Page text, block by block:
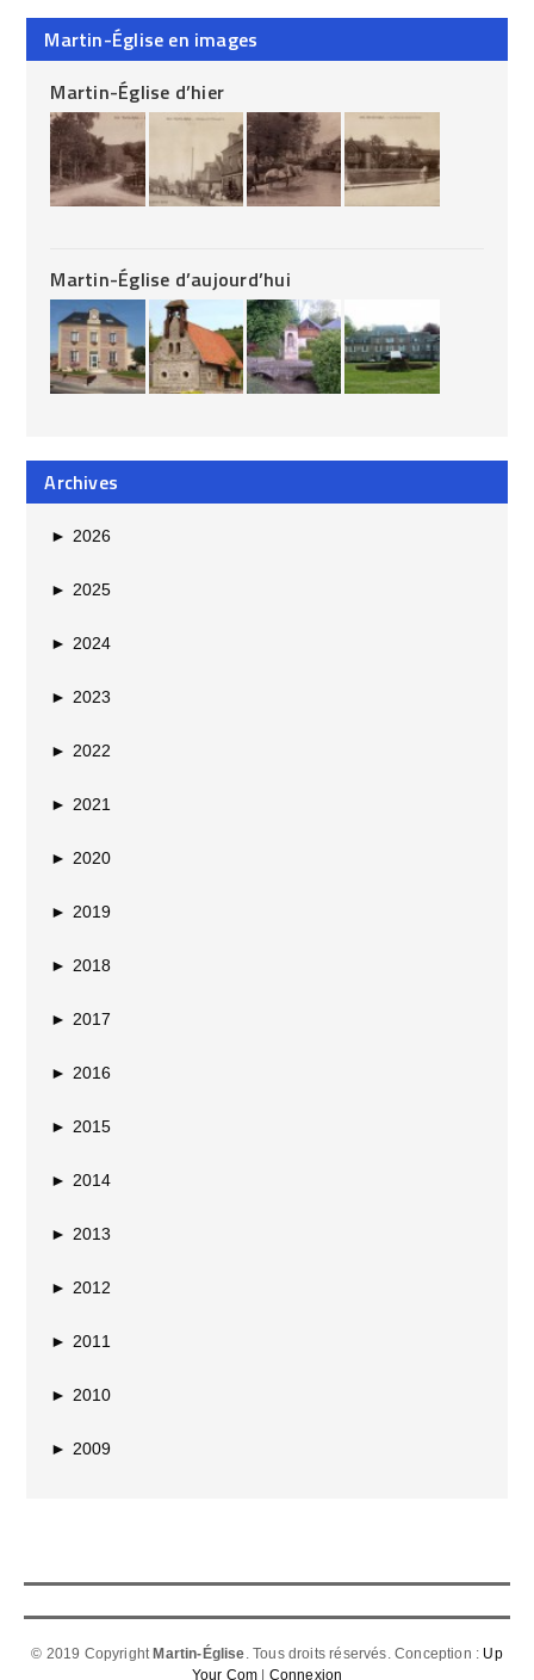
Martin-Église en images
Martin-Église d’hier
Martin-Église d’aujourd’hui
Archives
► 2026
► 2025
► 2024
► 2023
► 2022
► 2021
► 2020
► 2019
► 2018
► 2017
► 2016
► 2015
► 2014
► 2013
► 2012
► 2011
► 2010
► 2009
© 2019 Copyright Martin-Église. Tous droits réservés. Conception : Up
Your Com
Connexion